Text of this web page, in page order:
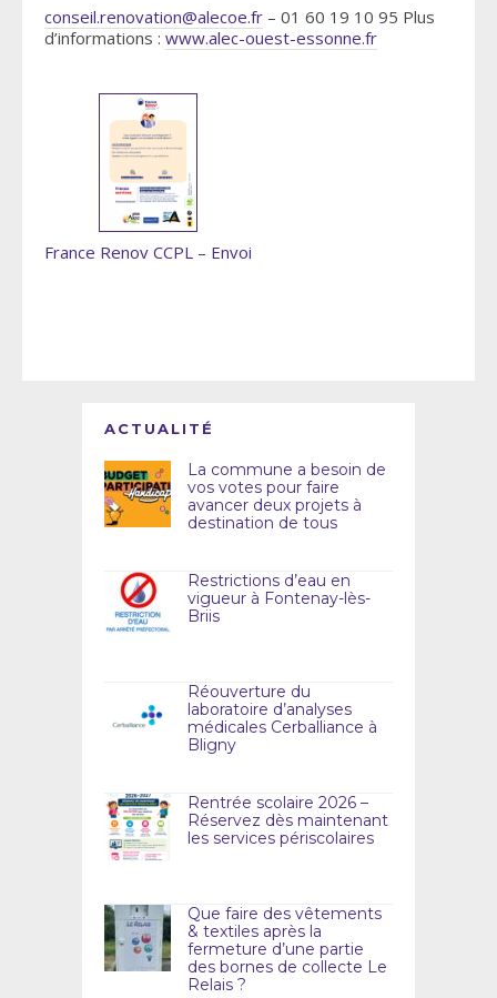
conseil.renovation@alecoe.fr – 01 60 19 10 95 Plus
d’informations : www.alec-ouest-essonne.fr
France Renov CCPL – Envoi
ACTUALITÉ
La commune a besoin de
vos votes pour faire
avancer deux projets à
destination de tous
Restrictions d’eau en
vigueur à Fontenay-lès-
Briis
Réouverture du
laboratoire d’analyses
médicales Cerballiance à
Bligny
Rentrée scolaire 2026 –
Réservez dès maintenant
les services périscolaires
Que faire des vêtements
& textiles après la
fermeture d’une partie
des bornes de collecte Le
Relais ?